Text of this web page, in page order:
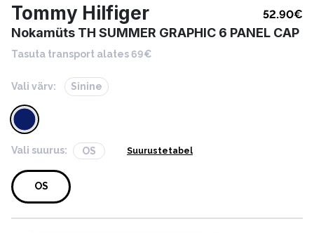
Tommy Hilfiger 52.90€
Nokamüts TH SUMMER GRAPHIC 6 PANEL CAP
Tasuta transport alates 69€
Vali värv: Sinine
Vali suurus: OS Suurustetabel
OS